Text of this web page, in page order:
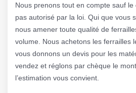
Nous prenons tout en compte sauf le
pas autorisé par la loi. Qui que vous
nous amener toute qualité de
volume. Nous achetons les ferrailles
vous donnons un devis pour les
vendez et réglons par chèque le
l’estimation vous convient.